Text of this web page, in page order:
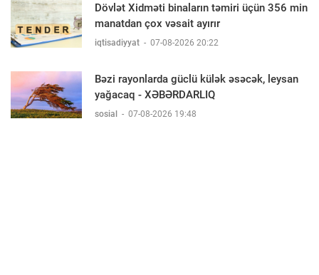
Dövlət Xidməti binaların təmiri üçün 356 min
manatdan çox vəsait ayırır
iqtisadiyyat - 07-08-2026 20:22
Bəzi rayonlarda güclü külək əsəcək, leysan
yağacaq - XƏBƏRDARLIQ
sosial - 07-08-2026 19:48